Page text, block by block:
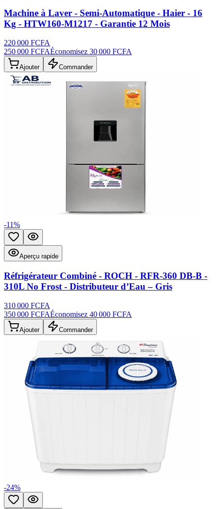
Machine à Laver - Semi-Automatique - Haier - 16
Kg - HTW160-M1217 - Garantie 12 Mois
220 000 FCFA
250 000 FCFAÉconomisez 30 000 FCFA
Ajouter Commander
-11%
Ajouter aux favoris
Aperçu rapide
Réfrigérateur Combiné - ROCH - RFR-360 DB-B -
310L No Frost - Distributeur d’Eau – Gris
310 000 FCFA
350 000 FCFAÉconomisez 40 000 FCFA
Ajouter Commander
-24%
Ajouter aux favoris